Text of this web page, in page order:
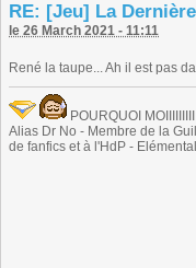
RE: [Jeu] La
le 26 March 2021 - 11:11
René la taupe... Ah il est pas
POURQUOI
Alias Dr No - Membre de la
de fanfics et à l'HdP -